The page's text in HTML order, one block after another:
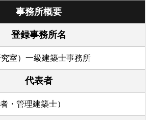
事務所概要
登録事務所名
究室）一級建築士事務所
代表者
・管理建築士）